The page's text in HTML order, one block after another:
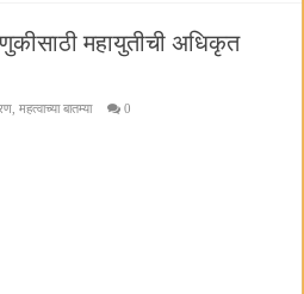
महायुतीची अधिकृत
,महत्वाच्या बातम्या 0